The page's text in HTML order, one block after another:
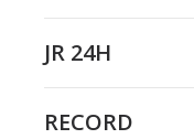
JR 24H
RECORD